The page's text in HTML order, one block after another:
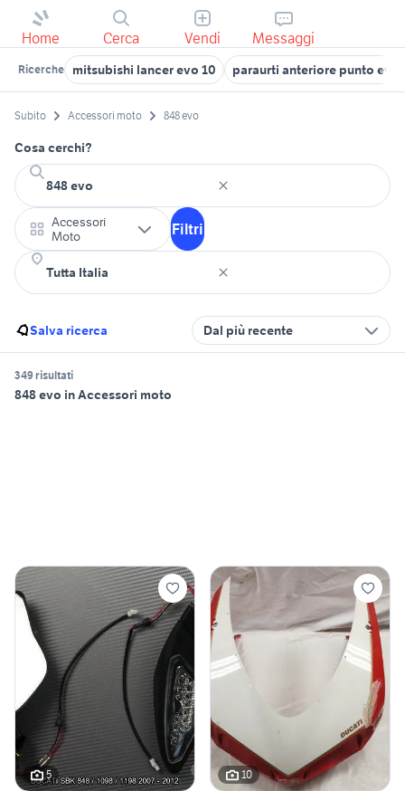
Home Cerca Vendi Messaggi
Ricerche mitsubishi lancer evo 10 paraurti anteriore punto evo
Subito Accessori moto 848 evo
Cosa cerchi?
Accessori
Moto
Filtri
Salva ricerca Dal più recente
349 risultati
848 evo in Accessori moto
5 10